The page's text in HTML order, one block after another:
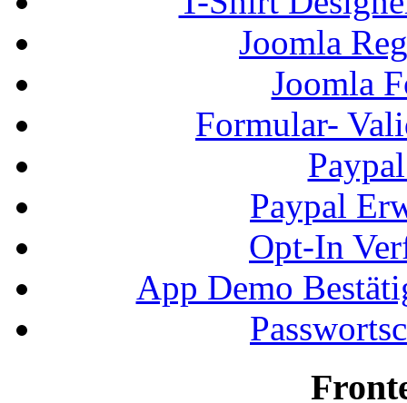
Joomla
Joomla
Formular-
Paypal
Opt-In
App Demo